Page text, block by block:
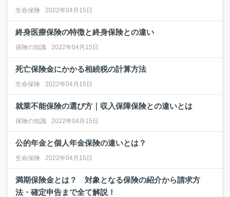
生命保険 2022年04月15日
終身医療保険の特徴と終身保険との違い
保険の知識 2022年04月15日
死亡保険金にかかる相続税の計算方法
生命保険 2022年04月15日
就業不能保険の選び方｜収入保障保険との違いとは
保険の知識 2022年04月15日
公的年金と個人年金保険の違いとは？
生命保険 2022年04月15日
満期保険金とは？ 対象となる保険の紹介から請求方
法・確定申告まで全て解説！